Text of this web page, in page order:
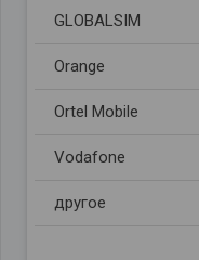
GLOBALSIM
Orange
Ortel Mobile
Vodafone
другое